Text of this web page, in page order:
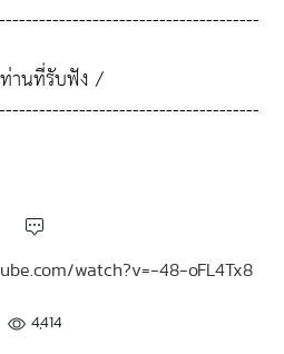
านที่รับฟัง /
watch?v=-48-oFL4Tx8
4,414